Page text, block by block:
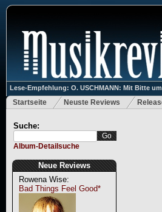
Lese-Empfehlung: O. USCHMANN: Mit Bitte
Startseite Neuste Reviews
Suche:
Album-Detailsuche
Neue Reviews
Rowena Wise:
Bad Things Feel Good*